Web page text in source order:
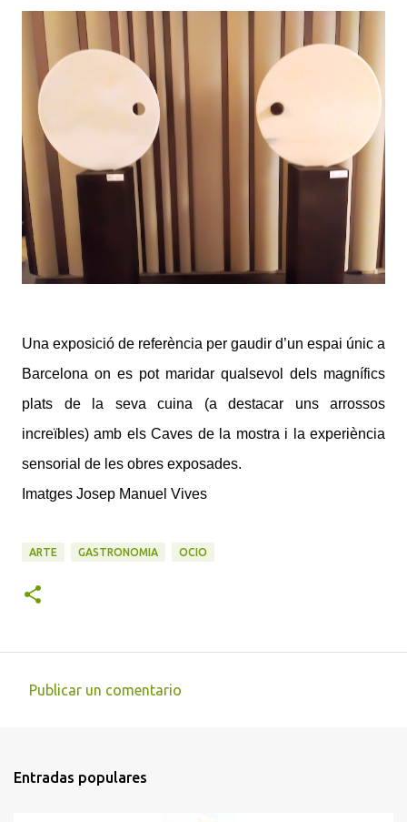
Una exposició de referència per gaudir d’un espai únic a
Barcelona on es pot maridar qualsevol dels magnífics
plats de la seva cuina (a destacar uns arrossos
increïbles) amb els Caves de la mostra i la experiència
sensorial de les obres exposades.
Imatges Josep Manuel Vives
ARTE GASTRONOMIA OCIO
e
Publicar un comentario
Entradas populares